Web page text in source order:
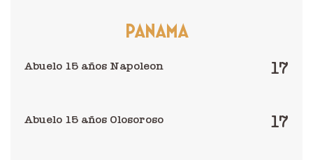
PANAMA
Abuelo 15 años Napoleon 17
Abuelo 15 años Olosoroso 17